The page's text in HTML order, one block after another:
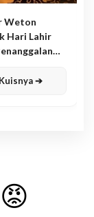
Weton
Hari Lahir
➔
😡